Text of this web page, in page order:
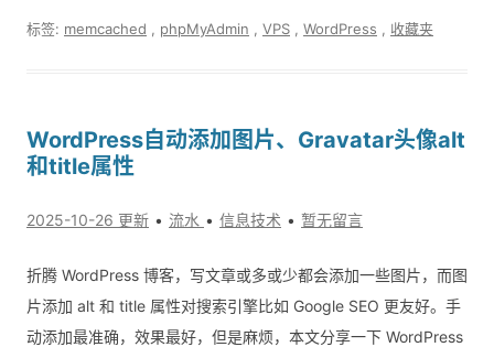
标签: memcached phpMyAdmin VPS WordPress 收藏夹
WordPress自动添加图片、Gravatar头像alt
和title属性
2025-10-26 更新 流水 信息技术 暂无留言
折腾 WordPress 博客，写文章或多或少都会添加一些图片，而图
片添加 alt 和 title 属性对搜索引擎比如 Google SEO 更友好。手
动添加最准确，效果最好，但是麻烦，本文分享一下 WordPress